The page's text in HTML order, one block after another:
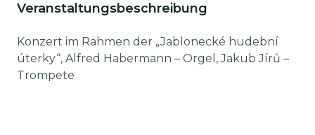
Veranstaltungsbeschreibung
Konzert im Rahmen der „Jablonecké hudební
úterky“, Alfred Habermann – Orgel, Jakub Jírů –
Trompete